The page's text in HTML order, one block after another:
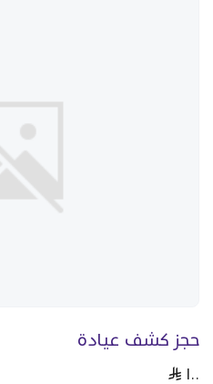
حجز كشف عيادة
١٠٠